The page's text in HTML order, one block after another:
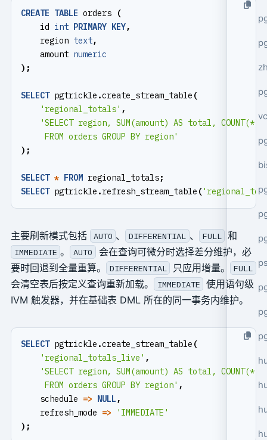
CREATE TABLE orders
(
id int PRIMARY KEY,
region text,
amount numeric
);
SELECT pgtrickle .create_stream_table (
'regional_totals' ,
     FROM orders GROUP BY region'
);
SELECT * FROM regional_totals;
SELECT pgtrickle .refresh_stream_table (
主要刷新模式包括 AUTO 、 DIFFERENTIAL 、 FULL 和
IMMEDIATE 。 AUTO
会在查询可微分时选择差分维护，必
要时回退到全量重算。
DIFFERENTIAL 只应用增量。 FULL
会清空表后按定义查询重新加载。 IMMEDIATE
使用语句级
IVM 触发器，并在基础表 DML 所在的同一事务内维护。
SELECT pgtrickle .create_stream_table (
'regional_totals_live' ,
     FROM orders GROUP BY region'
,
schedule => NULL,
refresh_mode =>
'IMMEDIATE'
);